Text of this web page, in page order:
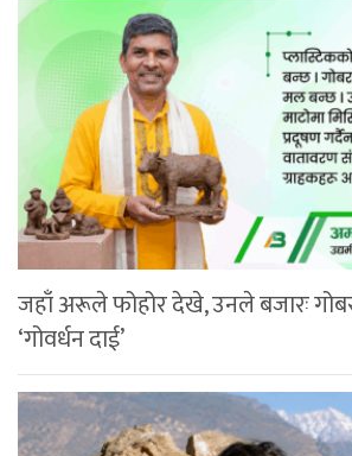
जहाँ अरूले फोहोर देखे, उनले बजारः
‘गोवर्धन दाई’